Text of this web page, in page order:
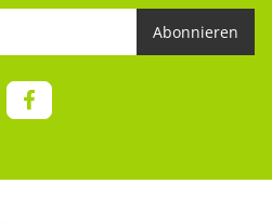
Abonnieren